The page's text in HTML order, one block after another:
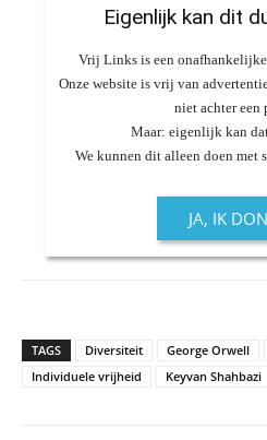
Eigenlijk kan dit
Vrij Links is een
Onze website is vrij van
niet achter een
Maar: eigenlijk kan
We kunnen dit alleen doen met
JA, IK
TAGS Diversiteit George Orwell
Individuele vrijheid
Keyvan Shahbazi